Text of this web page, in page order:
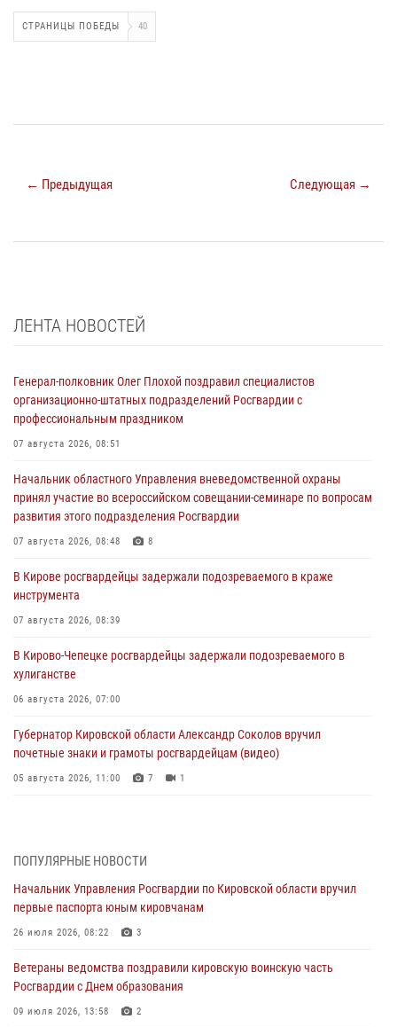
СТРАНИЦЫ ПОБЕДЫ 40
← Предыдущая Следующая →
ЛЕНТА НОВОСТЕЙ
Генерал-полковник Олег Плохой поздравил специалистов
организационно-штатных подразделений Росгвардии с
профессиональным праздником
07 августа 2026, 08:51
Начальник областного Управления вневедомственной охраны
принял участие во всероссийском совещании-семинаре по вопросам
развития этого подразделения Росгвардии
07 августа 2026, 08:48 8
В Кирове росгвардейцы задержали подозреваемого в краже
инструмента
07 августа 2026, 08:39
В Кирово-Чепецке росгвардейцы задержали подозреваемого в
хулиганстве
06 августа 2026, 07:00
Губернатор Кировской области Александр Соколов вручил
почетные знаки и грамоты росгвардейцам (видео)
05 августа 2026, 11:00 7 1
04 августа 2026, 09:30
В Кирове росгвардейцы задержали подозреваемого в грабеже
03 августа 2026, 09:01
митинге в честь Дня воздушно-десантных войск
03 августа 2026, 08:45
ПОПУЛЯРНЫЕ НОВОСТИ
Начальник Управления Росгвардии по Кировской области вручил
первые паспорта юным кировчанам
26 июля 2026, 08:22 3
Ветераны ведомства поздравили кировскую воинскую часть
Росгвардии с Днем образования
09 июля 2026, 13:58 2